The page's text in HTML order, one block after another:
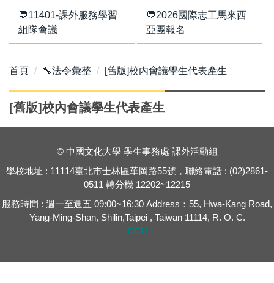
💬11401-課外服務學習
組隊會議
💬2026國際志工馬來西
亞團報名
首頁 🔧法令彙整 [舊版]校內會議學生代表產生
[舊版]校內會議學生代表產生
© 中國文化大學 學生事務處 課外活動組
學校地址 : 11114臺北市士林區華岡路55號，聯絡電話 : (02)2861-
0511 轉分機 12202~12215
服務時間 : 週一至週五 09:00~16:30 Address：55, Hwa-Kang Road,
Yang-Ming-Shan, Shilin,Taipei , Taiwan 11114, R. O. C.
CCU